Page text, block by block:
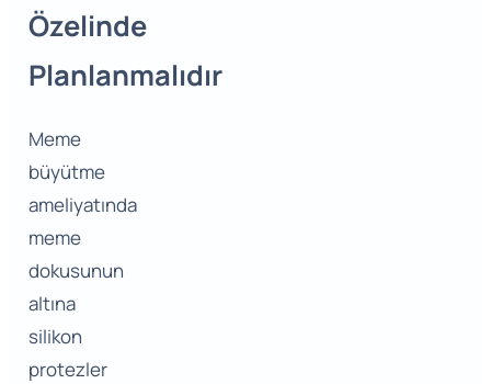
Özelinde
Planlanmalıdır
Meme
büyütme
ameliyatında
meme
dokusunun
altına
silikon
protezler